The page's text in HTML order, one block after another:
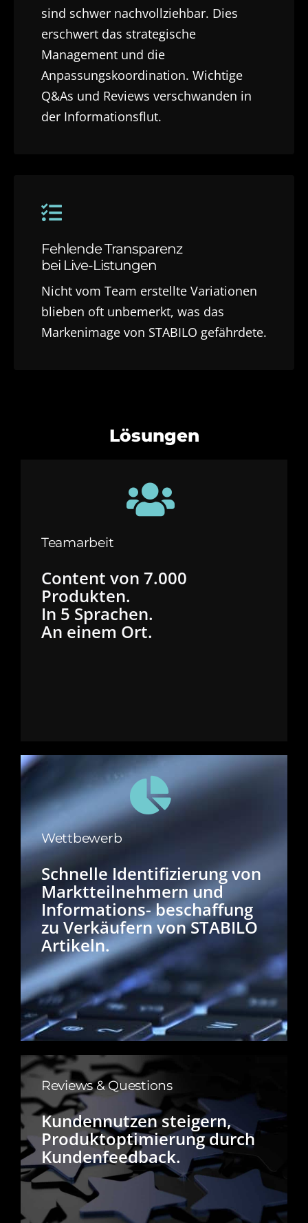
sind schwer nachvollziehbar. Dies
erschwert das strategische
Management und die
Anpassungskoordination. Wichtige
Q&As und Reviews verschwanden in
der Informationsflut.
Fehlende Transparenz
bei Live-Listungen
Nicht vom Team erstellte Variationen
blieben oft unbemerkt, was das
Markenimage von STABILO gefährdete.
Lösungen
Teamarbeit
Content von 7.000
Produkten.
In 5 Sprachen.
An einem Ort.
Wettbewerb
Schnelle Identifizierung von
Marktteilnehmern und
Informations- beschaffung
zu Verkäufern von STABILO
Artikeln.
Reviews & Questions
Kundennutzen steigern,
Produktoptimierung durch
Kundenfeedback.